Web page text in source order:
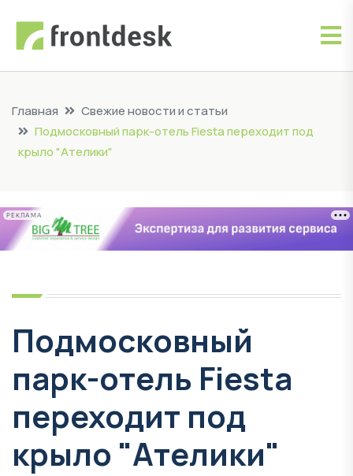
Главная
Свежие новости и статьи
Подмосковный парк-отель Fiesta переходит под
крыло "Ателики"
РЕКЛАМА
Подмосковный
парк-отель Fiesta
переходит под
крыло "Ателики"